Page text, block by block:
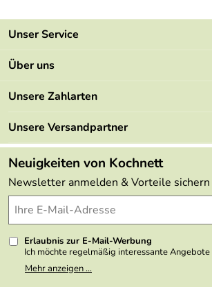
Unser Service
Kontakt
Retourenportal
Lieferbedingungen
Kundenlogin
Über uns
Unsere Bestseller
Neu
Kundenbewertungen (48.996)
4,9/5*****
Unsere Zahlarten
Unsere Versandpartner
Neuigkeiten von Kochnett
Newsletter anmelden & Vorteile sichern
Erlaubnis zur E-Mail-Werbung
Ich möchte regelmäßig interessante
Meine E-Mail-Adresse wird nicht an andere
weitergegeben. Zu statistischen Zwecken wird
Mehr anzeigen ...